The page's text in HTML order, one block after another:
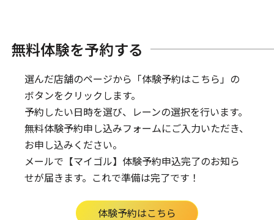
無料体験を予約する
選んだ店舗のページから「体験予約はこちら」の
ボタンをクリックします。
予約したい日時を選び、レーンの選択を行います。
無料体験予約申し込みフォームにご入力いただき、
お申し込みください。
メールで【マイゴル】体験予約申込完了のお知ら
せが届きます。 これで準備は完了です！
体験予約はこちら